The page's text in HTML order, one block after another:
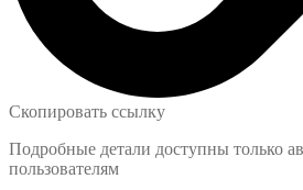
Скопировать ссылку
Подробные детали доступны только
пользователям